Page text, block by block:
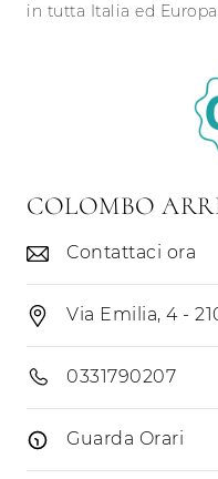
COLOMBO
Contattaci ora
Via Emilia, 4 -
0331790207
Guarda Orari
in tutta Italia ed